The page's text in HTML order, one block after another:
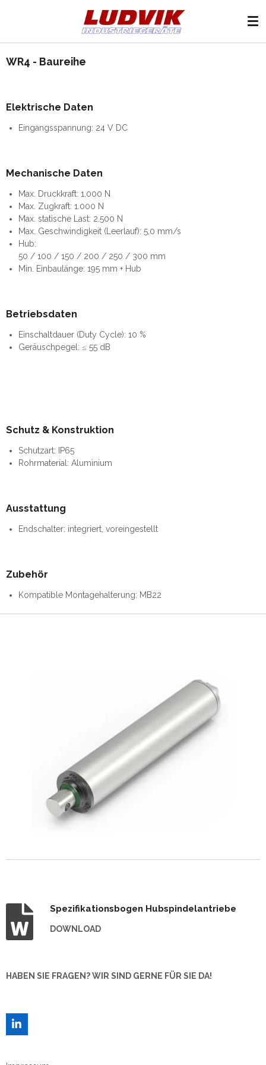
WR4 - Baureihe
Elektrische Daten
Eingangsspannung: 24 V DC
Mechanische Daten
Max. Druckkraft: 1.000 N
Max. Zugkraft: 1.000 N
Max. statische Last: 2.500 N
Max. Geschwindigkeit (Leerlauf): 5,0 mm/s
Hub:
50 / 100 / 150 / 200 / 250 / 300 mm
Min. Einbaulänge: 195 mm + Hub
Betriebsdaten
Einschaltdauer (Duty Cycle): 10 %
Geräuschpegel: ≤ 55 dB
Schutz & Konstruktion
Schutzart: IP65
Rohrmaterial: Aluminium
Ausstattung
Endschalter: integriert, voreingestellt
Zubehör
Kompatible Montagehalterung: MB22
Spezifikationsbogen Hubspindelantriebe
DOWNLOAD
HABEN SIE FRAGEN? WIR SIND GERNE FÜR SIE DA!
L
I